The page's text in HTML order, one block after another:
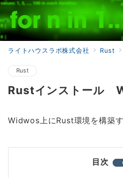
ライトハウスラボ株式会社 Rust
Rust
Rustインストール
Widwos上にRust環境を構築
目次